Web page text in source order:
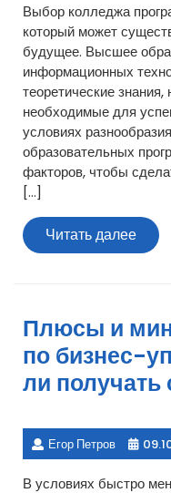
Выбор колледжа
который может
будущее. Высшее
информационных
теоретические
необходимые для
условиях
образовательных
факторов, чтобы
[…]
Читать далееЧитать
далее
Плюсы и
по бизнес-
ли получать
Егор Петров
В условиях быстро